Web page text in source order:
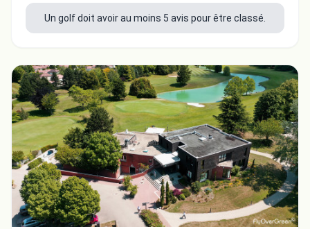
Un golf doit avoir au moins 5 avis pour être classé.